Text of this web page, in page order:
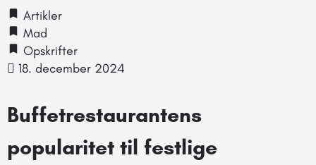
Artikler
Mad
Opskrifter
18. december 2024
Buffetrestaurantens
popularitet til festlige